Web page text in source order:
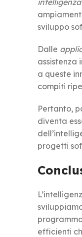
sviluppo
Dalle
assistenza
a queste
compiti
Pertanto,
diventa
progetti
efficienti